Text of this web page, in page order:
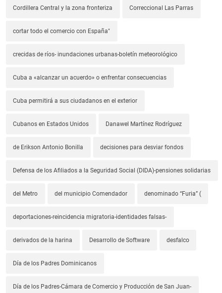
Cordillera Central y la zona fronteriza Correccional Las Parras
cortar todo el comercio con España"
crecidas de ríos- inundaciones urbanas-boletín meteorológico
Cuba a «alcanzar un acuerdo» o enfrentar consecuencias
Cuba permitirá a sus ciudadanos en el exterior
Cubanos en Estados Unidos Danawel Martínez Rodríguez
de Erikson Antonio Bonilla decisiones para desviar fondos
Defensa de los Afiliados a la Seguridad Social (DIDA)-pensiones solidarias
del Metro del municipio Comendador denominado “Furia” (
deportaciones-reincidencia migratoria-identidades falsas-
derivados de la harina Desarrollo de Software desfalco
Día de los Padres Dominicanos
Día de los Padres-Cámara de Comercio y Producción de San Juan-